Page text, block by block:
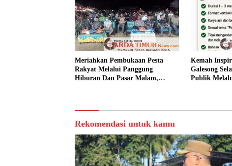
Meriahkan Pembukaan Pesta
Rakyat Melalui Panggung
Hiburan Dan Pasar Malam,
Kemah
Galesong
Publik
Rekomendasi untuk kamu